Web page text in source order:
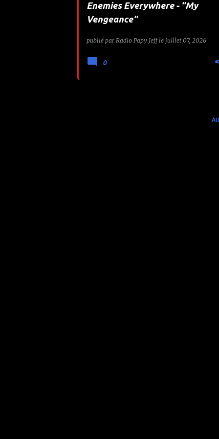
Enemies Everywhere - "My
Vengeance"
publié par Radio Papy Jeff le juillet 07, 2026
0